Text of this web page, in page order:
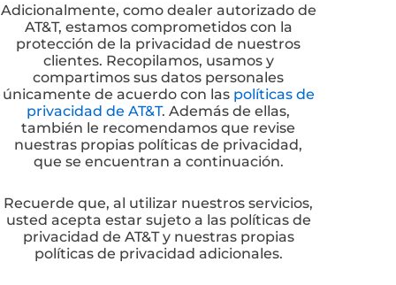
Adicionalmente, como dealer autorizado de
AT&T, estamos comprometidos con la
protección de la privacidad de nuestros
clientes. Recopilamos, usamos y
compartimos sus datos personales
únicamente de acuerdo con las políticas de
privacidad de AT&T. Además de ellas,
también le recomendamos que revise
nuestras propias políticas de privacidad,
que se encuentran a continuación.
Recuerde que, al utilizar nuestros servicios,
usted acepta estar sujeto a las políticas de
privacidad de AT&T y nuestras propias
políticas de privacidad adicionales.